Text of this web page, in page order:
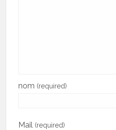
nom (required)
Mail (required)